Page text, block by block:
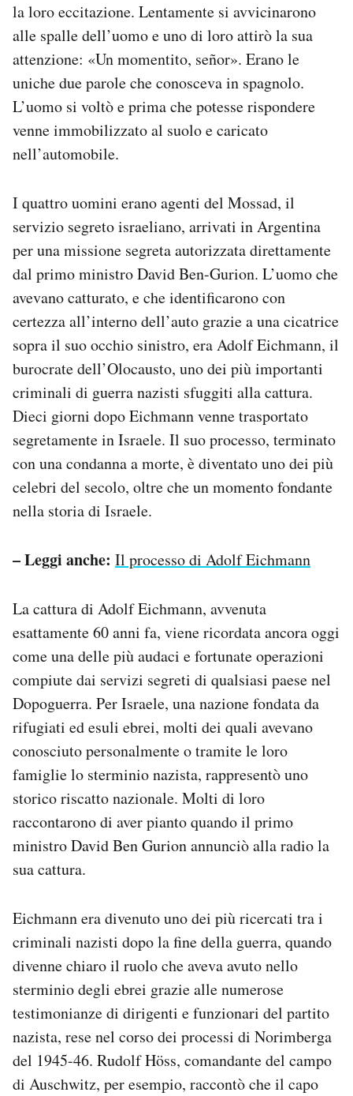
Hai bisogno di aiuto?
Esci
la loro eccitazione. Lentamente si avvicinarono
alle spalle dell’uomo e uno di loro attirò la sua
attenzione: «Un momentito, señor». Erano le
uniche due parole che conosceva in spagnolo.
L’uomo si voltò e prima che potesse rispondere
venne immobilizzato al suolo e caricato
nell’automobile.
I quattro uomini erano agenti del Mossad, il
servizio segreto israeliano, arrivati in Argentina
per una missione segreta autorizzata direttamente
dal primo ministro David Ben-Gurion. L’uomo che
avevano catturato, e che identificarono con
certezza all’interno dell’auto grazie a una cicatrice
sopra il suo occhio sinistro, era Adolf Eichmann, il
burocrate dell’Olocausto, uno dei più importanti
criminali di guerra nazisti sfuggiti alla cattura.
Dieci giorni dopo Eichmann venne trasportato
segretamente in Israele. Il suo processo, terminato
con una condanna a morte, è diventato uno dei più
celebri del secolo, oltre che un momento fondante
nella storia di Israele.
– Leggi anche: Il processo di Adolf Eichmann
La cattura di Adolf Eichmann, avvenuta
esattamente 60 anni fa, viene ricordata ancora oggi
come una delle più audaci e fortunate operazioni
compiute dai servizi segreti di qualsiasi paese nel
Dopoguerra. Per Israele, una nazione fondata da
rifugiati ed esuli ebrei, molti dei quali avevano
conosciuto personalmente o tramite le loro
famiglie lo sterminio nazista, rappresentò uno
storico riscatto nazionale. Molti di loro
raccontarono di aver pianto quando il primo
ministro David Ben Gurion annunciò alla radio la
sua cattura.
Eichmann era divenuto uno dei più ricercati tra i
criminali nazisti dopo la fine della guerra, quando
divenne chiaro il ruolo che aveva avuto nello
sterminio degli ebrei grazie alle numerose
testimonianze di dirigenti e funzionari del partito
nazista, rese nel corso dei processi di Norimberga
del 1945-46. Rudolf Höss, comandante del campo
di Auschwitz, per esempio, raccontò che il capo